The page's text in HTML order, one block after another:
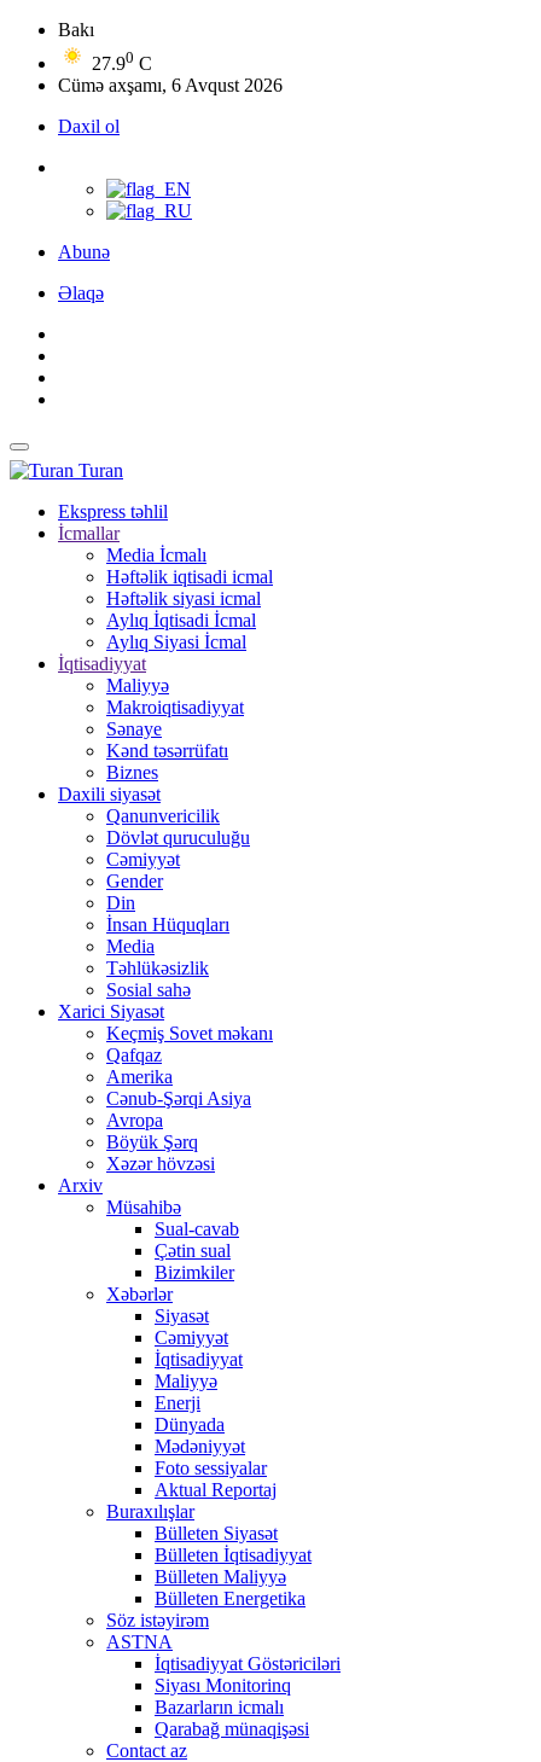
Bakı
27.90 C
Cümə axşamı, 6 Avqust 2026
Daxil ol
Abunə
Əlaqə
Turan
Ekspress təhlil
İcmallar
Media İcmalı
Həftəlik iqtisadi icmal
Həftəlik siyasi icmal
Aylıq İqtisadi İcmal
Aylıq Siyasi İcmal
İqtisadiyyat
Maliyyə
Makroiqtisadiyyat
Sənaye
Kənd təsərrüfatı
Biznes
Daxili siyasət
Qanunvericilik
Dövlət quruculuğu
Cəmiyyət
Gender
Din
İnsan Hüquqları
Media
Təhlükəsizlik
Sosial sahə
Xarici Siyasət
Keçmiş Sovet məkanı
Qafqaz
Amerika
Cənub-Şərqi Asiya
Avropa
Böyük Şərq
Xəzər hövzəsi
Arxiv
Müsahibə
Sual-cavab
Çətin sual
Bizimkiler
Xəbərlər
Siyasət
Cəmiyyət
İqtisadiyyat
Maliyyə
Enerji
Dünyada
Mədəniyyət
Foto sessiyalar
Aktual Reportaj
Buraxılışlar
Bülleten Siyasət
Bülleten İqtisadiyyat
Bülleten Maliyyə
Bülleten Energetika
Söz istəyirəm
ASTNA
İqtisadiyyat Göstəriciləri
Siyası Monitorinq
Bazarların icmalı
Qarabağ münaqişəsi
Contact az